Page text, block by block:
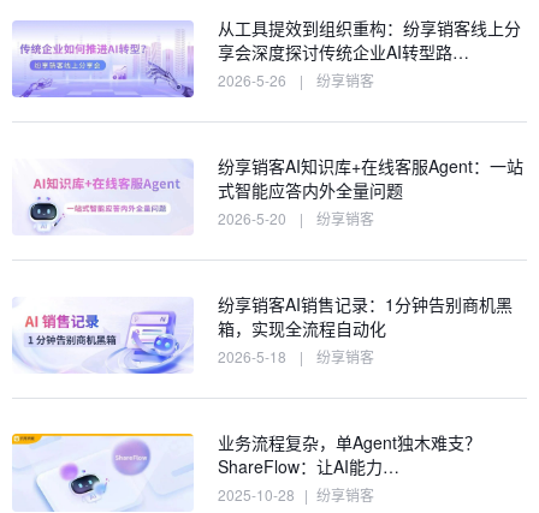
从工具提效到组织重构：纷享销客线上分
享会深度探讨传统企业AI转型路…
2026-5-26 | 纷享销客
纷享销客AI知识库+在线客服Agent：一站
式智能应答内外全量问题
2026-5-20 | 纷享销客
纷享销客AI销售记录：1分钟告别商机黑
箱，实现全流程自动化
2026-5-18 | 纷享销客
业务流程复杂，单Agent独木难支？
ShareFlow：让AI能力…
2025-10-28 | 纷享销客